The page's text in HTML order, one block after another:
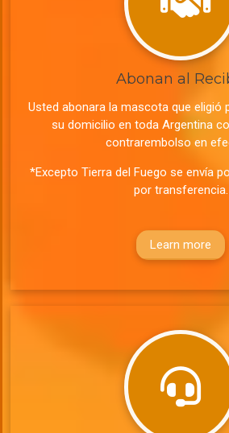
Abonan al
Usted abonara la mascota que eligió
su domicilio en toda Argentina
contrarembolso en
*Excepto Tierra del Fuego se envía
por transferencia.
Learn more